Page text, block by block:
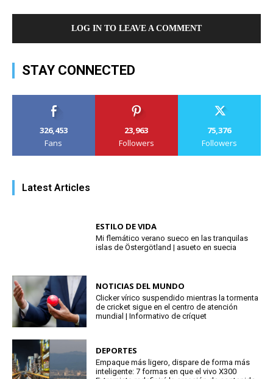
LOG IN TO LEAVE A COMMENT
STAY CONNECTED
326,453
Fans
23,963
Followers
75,376
Followers
Latest Articles
ESTILO DE VIDA
Mi flemático verano sueco en las tranquilas
islas de Östergötland | asueto en suecia
NOTICIAS DEL MUNDO
Clicker vírico suspendido mientras la tormenta
de cricket sigue en el centro de atención
mundial | Informativo de críquet
DEPORTES
Empaque más ligero, dispare de forma más
inteligente: 7 formas en que el vivo X300